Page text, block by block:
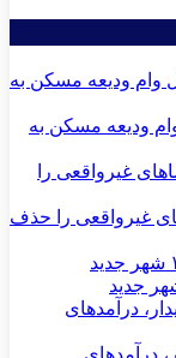
میلیارد ریال وام ودیعه مسکن به
غیرواقعی را حذف
درآمدهای